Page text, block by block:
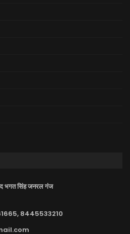
भगत सिंह जनरल गंज
8445533210